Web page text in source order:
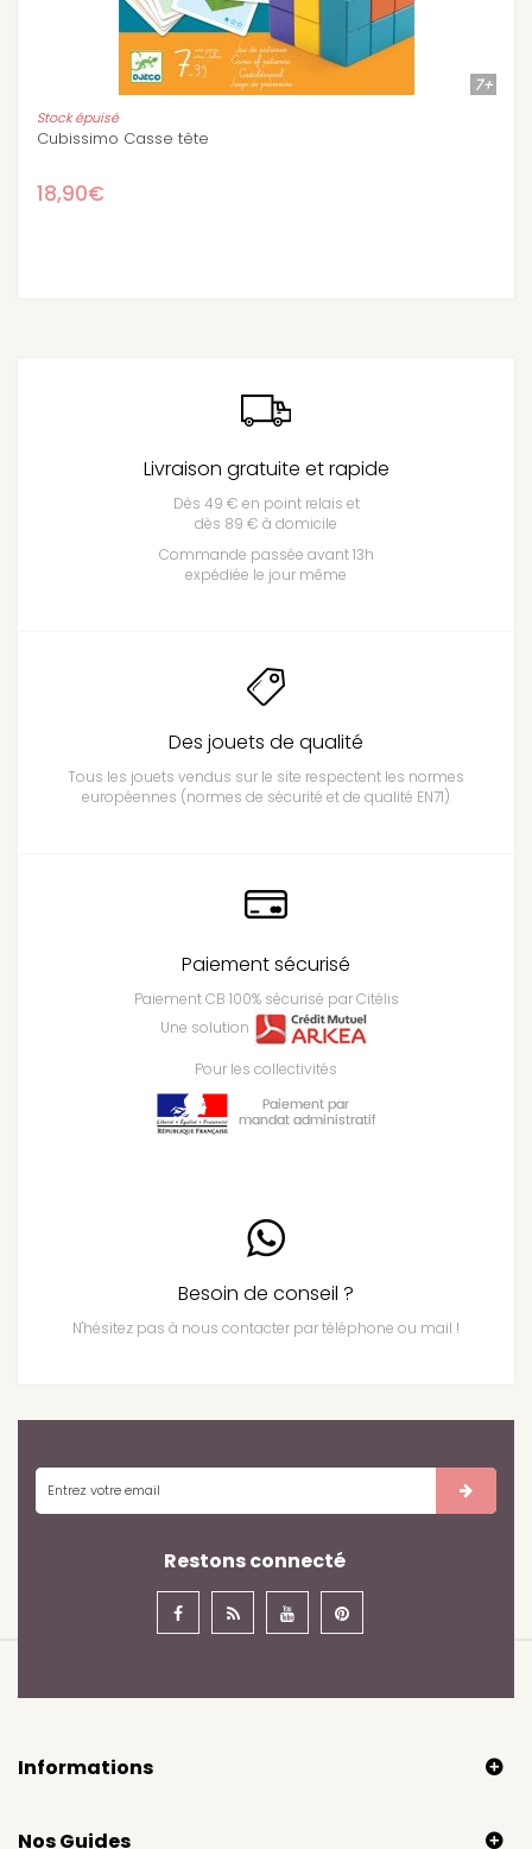
Casse tête Woodix
Livraison gratuite et rapide
Dès 49 € en point relais et
dès 89 € à domicile
Commande passée avant 13h
expédiée le jour même
Des jouets de qualité
Tous les jouets vendus sur le site respectent les normes
européennes (normes de sécurité et de qualité EN71)
Paiement sécurisé
Paiement CB 100% sécurisé par Citélis
Une solution
Pour les collectivités
Besoin de conseil ?
N'hésitez pas à nous contacter par téléphone ou mail !
Restons connecté
Informations
Nos Guides